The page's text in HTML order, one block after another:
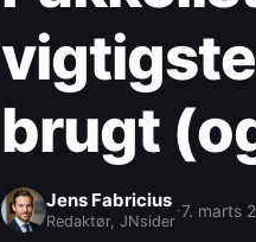
brugt
Jens Fabricius
Redaktør, JNsider·7. marts